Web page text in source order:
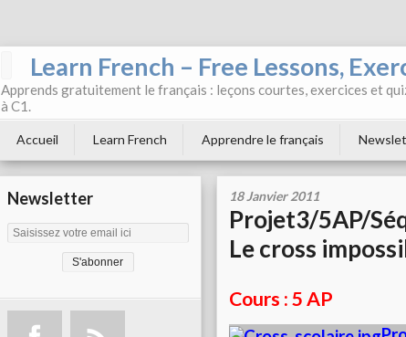
Learn French – Free Lessons,
Apprends gratuitement le français : leçons courtes, exercices et
à C1.
Accueil Learn French Apprendre le français
Newsletter 18 Janvier 2011
Projet3/5AP/
Le cross
Cours : 5 AP